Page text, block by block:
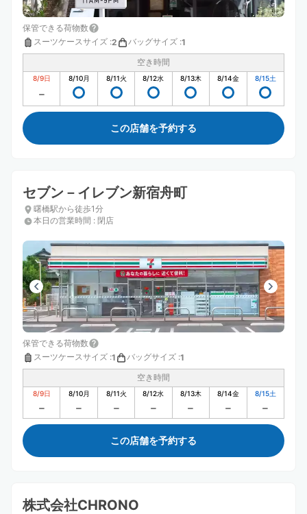
保管できる荷物数
スーツケースサイズ :2 バッグサイズ :1
空き時間
8/9日 8/10月 8/11火 8/12水 8/13木 8/14金 8/15土
この店舗を予約する
セブン－イレブン新宿舟町
曙橋駅から徒歩1分
本日の営業時間 : 閉店
保管できる荷物数
スーツケースサイズ :1 バッグサイズ :1
空き時間
8/9日 8/10月 8/11火 8/12水 8/13木 8/14金 8/15土
この店舗を予約する
株式会社CHRONO